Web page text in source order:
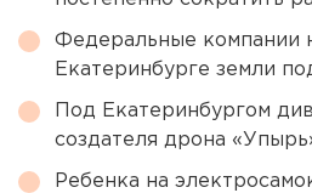
Федеральные компании
Екатеринбурге земли
Под Екатеринбургом
создателя дрона
Ребенка на